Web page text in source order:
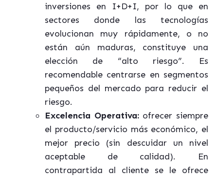
inversiones en I+D+I, por lo que en
sectores donde las tecnologías
evolucionan muy rápidamente, o no
están aún maduras, constituye una
elección de “alto riesgo”. Es
recomendable centrarse en segmentos
pequeños del mercado para reducir el
riesgo.
Excelencia Operativa:ofrecer siempre
el producto/servicio más económico, el
mejor precio (sin descuidar un nivel
aceptable de calidad). En
contrapartida al cliente se le ofrece